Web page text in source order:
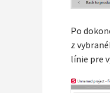
Po
z
línie pre